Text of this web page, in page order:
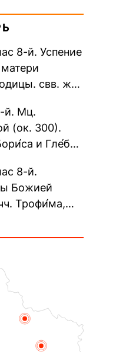
8-й. Успение
свв. жен
й. Мц.
(ок. 300).
и Гле́ба,
8-й.
Божией
Трофи́ма,
прав.